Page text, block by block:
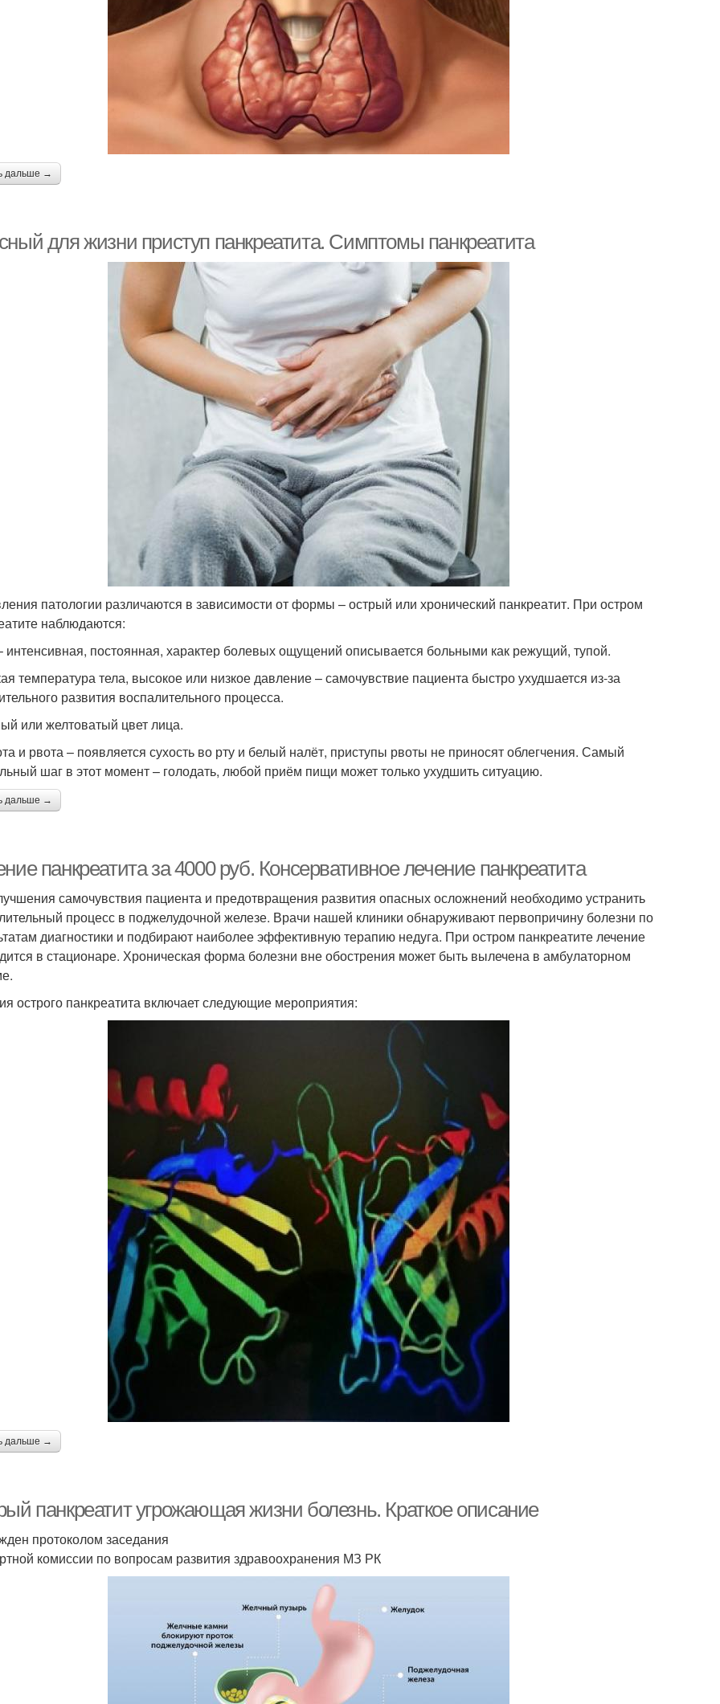
дальше →
для жизни приступ панкреатита. Симптомы панкреатита
патологии различаются в зависимости от формы – острый или хронический панкреатит. При остром
наблюдаются:
интенсивная, постоянная, характер болевых ощущений описывается больными как режущий, тупой.
температура тела, высокое или низкое давление – самочувствие пациента быстро ухудшается из-за
развития воспалительного процесса.
или желтоватый цвет лица.
и рвота – появляется сухость во рту и белый налёт, приступы рвоты не приносят облегчения. Самый
шаг в этот момент – голодать, любой приём пищи может только ухудшить ситуацию.
дальше →
панкреатита за 4000 руб. Консервативное лечение панкреатита
самочувствия пациента и предотвращения развития опасных осложнений необходимо устранить
процесс в поджелудочной железе. Врачи нашей клиники обнаруживают первопричину болезни по
диагностики и подбирают наиболее эффективную терапию недуга. При остром панкреатите лечение
в стационаре. Хроническая форма болезни вне обострения может быть вылечена в амбулаторном
острого панкреатита включает следующие мероприятия:
дальше →
панкреатит угрожающая жизни болезнь. Краткое описание
протоколом заседания
комиссии по вопросам развития здравоохранения МЗ РК